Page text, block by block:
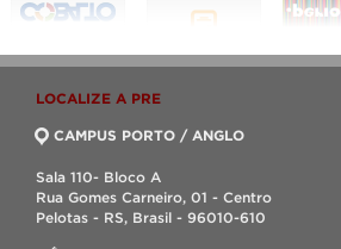
LOCALIZE A PRE
CAMPUS PORTO / ANGLO
Sala 110- Bloco A
Rua Gomes Carneiro, 01 - Centro
Pelotas - RS, Brasil - 96010-610